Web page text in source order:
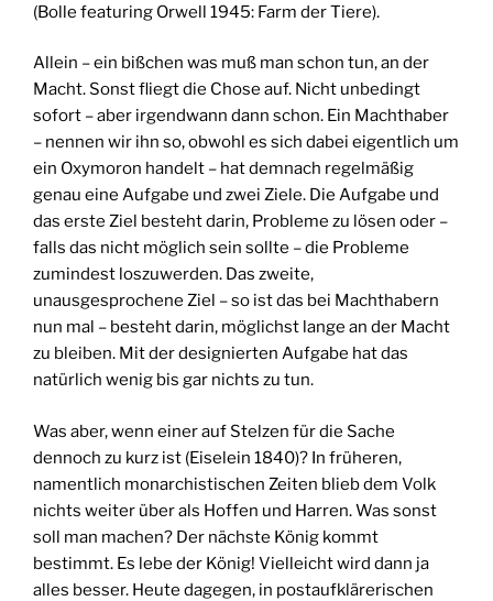
(Bolle featuring Orwell 1945: Farm der Tiere).
Allein – ein bißchen was muß man schon tun, an der
Macht. Sonst fliegt die Chose auf. Nicht unbedingt
sofort – aber irgendwann dann schon. Ein Machthaber
– nennen wir ihn so, obwohl es sich dabei eigentlich um
ein Oxymoron handelt – hat demnach regelmäßig
genau eine Aufgabe und zwei Ziele. Die Aufgabe und
das erste Ziel besteht darin, Probleme zu lösen oder –
falls das nicht möglich sein sollte – die Probleme
zumindest loszuwerden. Das zweite,
unausgesprochene Ziel – so ist das bei Machthabern
nun mal – besteht darin, möglichst lange an der Macht
zu bleiben. Mit der designierten Aufgabe hat das
natürlich wenig bis gar nichts zu tun.
Was aber, wenn einer auf Stelzen für die Sache
dennoch zu kurz ist (Eiselein 1840)? In früheren,
namentlich monarchistischen Zeiten blieb dem Volk
nichts weiter über als Hoffen und Harren. Was sonst
soll man machen? Der nächste König kommt
bestimmt. Es lebe der König! Vielleicht wird dann ja
alles besser. Heute dagegen, in postaufklärerischen